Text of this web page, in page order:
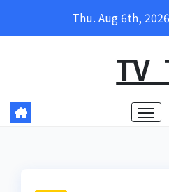
Thu. Aug 6th, 2026